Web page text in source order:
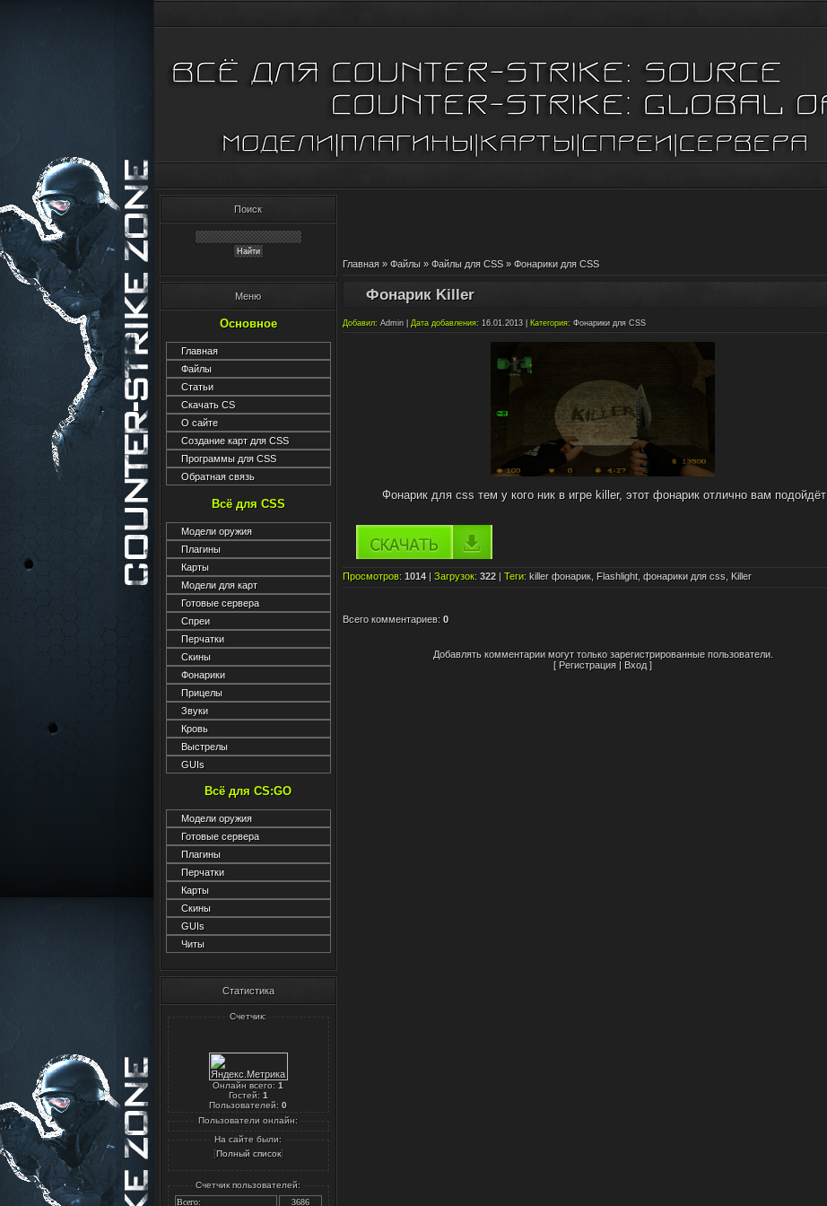
Поиск
Меню
Основное
Главная
Файлы
Статьи
Скачать CS
О сайте
Создание карт для CSS
Программы для CSS
Обратная связь
Всё для CSS
Модели оружия
Плагины
Карты
Модели для карт
Готовые сервера
Спреи
Перчатки
Скины
Фонарики
Прицелы
Звуки
Кровь
Выстрелы
GUIs
Всё для CS:GO
Модели оружия
Готовые сервера
Плагины
Перчатки
Карты
Скины
GUIs
Читы
Статистика
Счетчик:
Онлайн всего: 1
Гостей: 1
Пользователей: 0
Пользователи онлайн:
На сайте были:
[Полный список]
Счетчик пользователей:
Всего:
3686
Главная» Файлы» Файлы для CSS» Фонарики для CSS
Фонарик Killer
Добавил: Admin| Дата добавления: 16.01.2013 | Категория: Фонарики для CSS
Фонарик для css тем у кого ник в игре killer, этот фонарик отлично вам подойдёт
Просмотров: 1014| Загрузок: 322| Теги: killer фонарик, Flashlight, фонарики для css Killer
Всего комментариев: 0
Добавлять комментарии могут только зарегистрированные пользователи.
[ Регистрация | Вход ]